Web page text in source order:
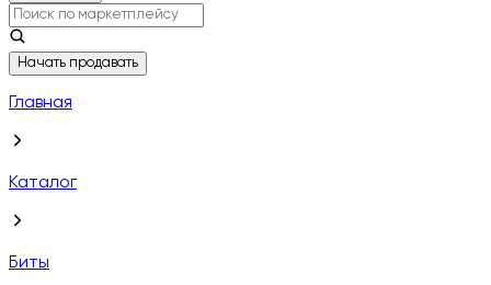
Начать продавать
Главная
Каталог
Биты